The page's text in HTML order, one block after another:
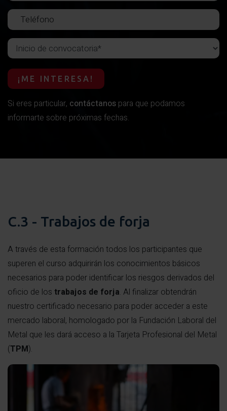
Inicio de convocatoria
¡ME INTERESA!
Si eres particular, contáctanos para que podamos
informarte sobre próximas fechas.
C.3 - Trabajos de forja
A través de esta formación todos los participantes que
superen el curso adquirirán los conocimientos básicos
necesarios para poder identificar los riesgos derivados del
oficio de los trabajos de forja. Al finalizar obtendrán
nuestro certificado necesario para poder acceder a este
mercado laboral, homologado por la Fundación Laboral del
Metal que les dará acceso a la Tarjeta Profesional del Metal
(TPM).